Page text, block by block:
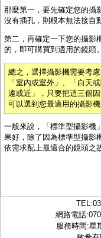
那麼第一，要先確定您的攝
沒有插孔，則根本無法接自
第二，再確定一下您的攝影
的，即可購買到適用的鏡頭。
總之，選擇攝影機需要考
「室內或室外」、「白天
遠或近」，只要把這三個
可以選到您最適用的攝影機
一般來說，「標準型攝影機
果好，除了因為標準型攝影
依需求配上最適合的鏡頭之
TEL:
網路電話
服務時間:星